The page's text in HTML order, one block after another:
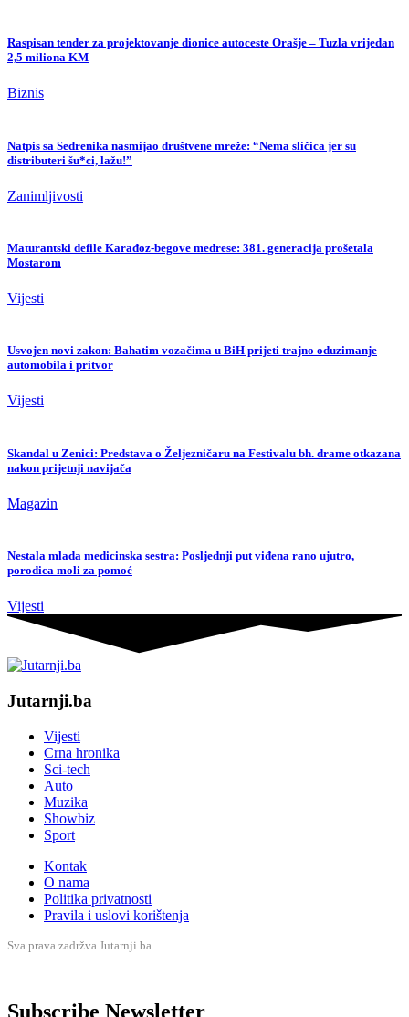
Raspisan tender za projektovanje dionice autoceste Orašje – Tuzla vrijedan
2,5 miliona KM
Biznis
Natpis sa Sedrenika nasmijao društvene mreže: “Nema sličica jer su
distributeri šu*ci, lažu!”
Zanimljivosti
Maturantski defile Karađoz-begove medrese: 381. generacija prošetala
Mostarom
Vijesti
Usvojen novi zakon: Bahatim vozačima u BiH prijeti trajno oduzimanje
automobila i pritvor
Vijesti
Skandal u Zenici: Predstava o Željezničaru na Festivalu bh. drame otkazana
nakon prijetnji navijača
Magazin
Nestala mlada medicinska sestra: Posljednji put viđena rano ujutro,
porodica moli za pomoć
Vijesti
Jutarnji.ba
Vijesti
Crna hronika
Sci-tech
Auto
Muzika
Showbiz
Sport
Kontak
O nama
Politika privatnosti
Pravila i uslovi korištenja
Sva prava zadržva Jutarnji.ba
Subscribe Newsletter